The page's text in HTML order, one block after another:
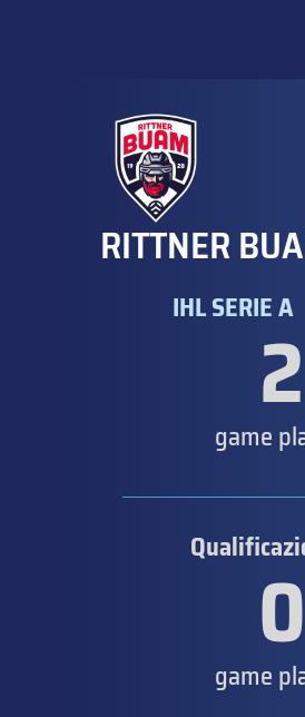
RITTNER
IHL SERIE A
2
game
0
game